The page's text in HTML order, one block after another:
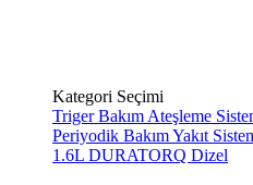
Kategori Seçimi
Triger Bakım Ateşleme
Periyodik BakımYakıt
1.6L DURATORQ Dizel